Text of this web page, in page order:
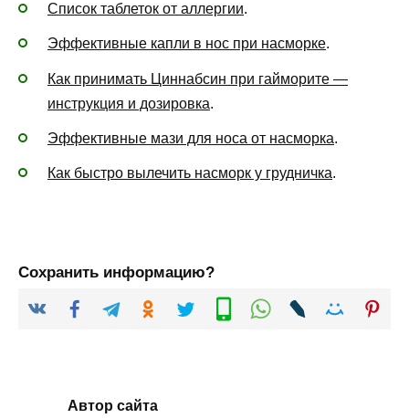
Список таблеток от аллергии.
Эффективные капли в нос при насморке.
Как принимать Циннабсин при гайморите —
инструкция и дозировка.
Эффективные мази для носа от насморка.
Как быстро вылечить насморк у грудничка.
Сохранить информацию?
Автор сайта